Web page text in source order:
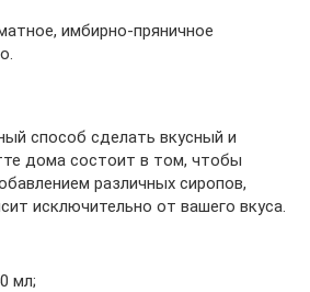
имбирно-пряничное
способ сделать вкусный и
дома состоит в том, чтобы
различных сиропов,
исключительно от вашего вкуса.
мл;